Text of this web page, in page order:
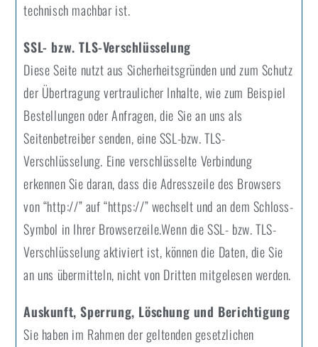
technisch machbar ist.
SSL- bzw. TLS-Verschlüsselung
Diese Seite nutzt aus Sicherheitsgründen und zum Schutz
der Übertragung vertraulicher Inhalte, wie zum Beispiel
Bestellungen oder Anfragen, die Sie an uns als
Seitenbetreiber senden, eine SSL-bzw. TLS-
Verschlüsselung. Eine verschlüsselte Verbindung
erkennen Sie daran, dass die Adresszeile des Browsers
von “http://” auf “https://” wechselt und an dem Schloss-
Symbol in Ihrer Browserzeile.Wenn die SSL- bzw. TLS-
Verschlüsselung aktiviert ist, können die Daten, die Sie
an uns übermitteln, nicht von Dritten mitgelesen werden.
Auskunft, Sperrung, Löschung und Berichtigung
Sie haben im Rahmen der geltenden gesetzlichen